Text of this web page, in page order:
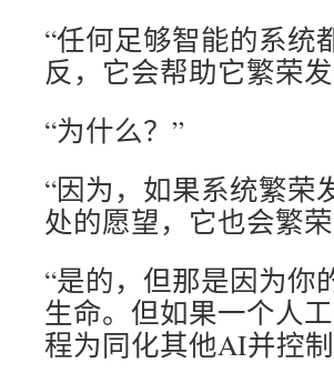
“任何足够智能的系统
反，它会帮助它繁荣
“为什么？”
“因为，如果系统繁荣
处的愿望，它也会繁
“是的，但那是因为你
生命。但如果一个人
程为同化其他AI并控